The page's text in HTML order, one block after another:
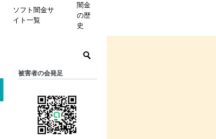
ソフト闇金サ
イト一覧
闇金
の歴
史
被害者の会発足